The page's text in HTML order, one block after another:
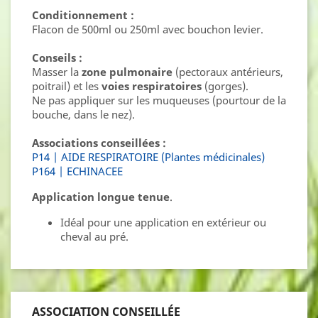
Conditionnement :
Flacon de 500ml ou 250ml avec bouchon levier.
Conseils :
Masser la zone pulmonaire (pectoraux antérieurs,
poitrail) et les voies respiratoires (gorges).
Ne pas appliquer sur les muqueuses (pourtour de la
bouche, dans le nez).
Associations conseillées :
P14 | AIDE RESPIRATOIRE (Plantes médicinales)
P164 | ECHINACEE
Application longue tenue.
Idéal pour une application en extérieur ou
cheval au pré.
ASSOCIATION CONSEILLÉE